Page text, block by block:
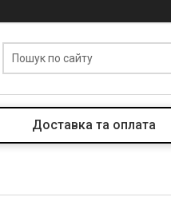
Доставка та оплата